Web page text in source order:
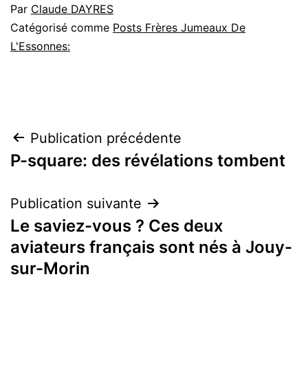
Par Claude DAYRES
Catégorisé comme Posts Frères Jumeaux De
L'Essonnes:
Navigation
de
l’article
Publication précédente
P-square: des révélations tombent
Publication suivante
Le saviez-vous ? Ces deux
aviateurs français sont nés à Jouy-
sur-Morin